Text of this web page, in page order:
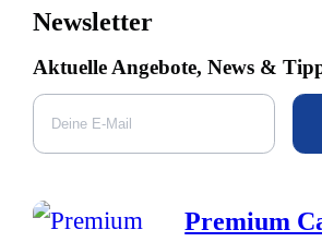
Newsletter
Aktuelle Angebote, News &
Premium